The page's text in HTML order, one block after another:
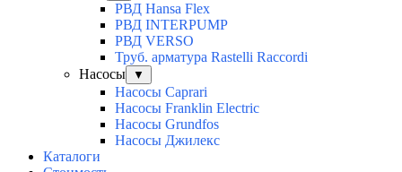
РВД Hansa Flex
РВД INTERPUMP
РВД VERSO
Труб. арматура Rastelli Raccordi
Насосы
▼
Насосы Caprari
Насосы Franklin Electric
Насосы Grundfos
Насосы Джилекс
Каталоги